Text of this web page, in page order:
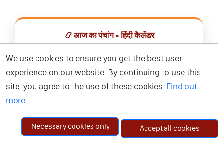
📿 आज का पंचांग • हिंदी कैलेंडर
📅 हिंदी कैलेंडर ऐप डाउनलोड करें
We use cookies to ensure you get the best user
experience on our website. By continuing to use this
site, you agree to the use of these cookies. Find out
more
Necessary cookies only Accept all cookies